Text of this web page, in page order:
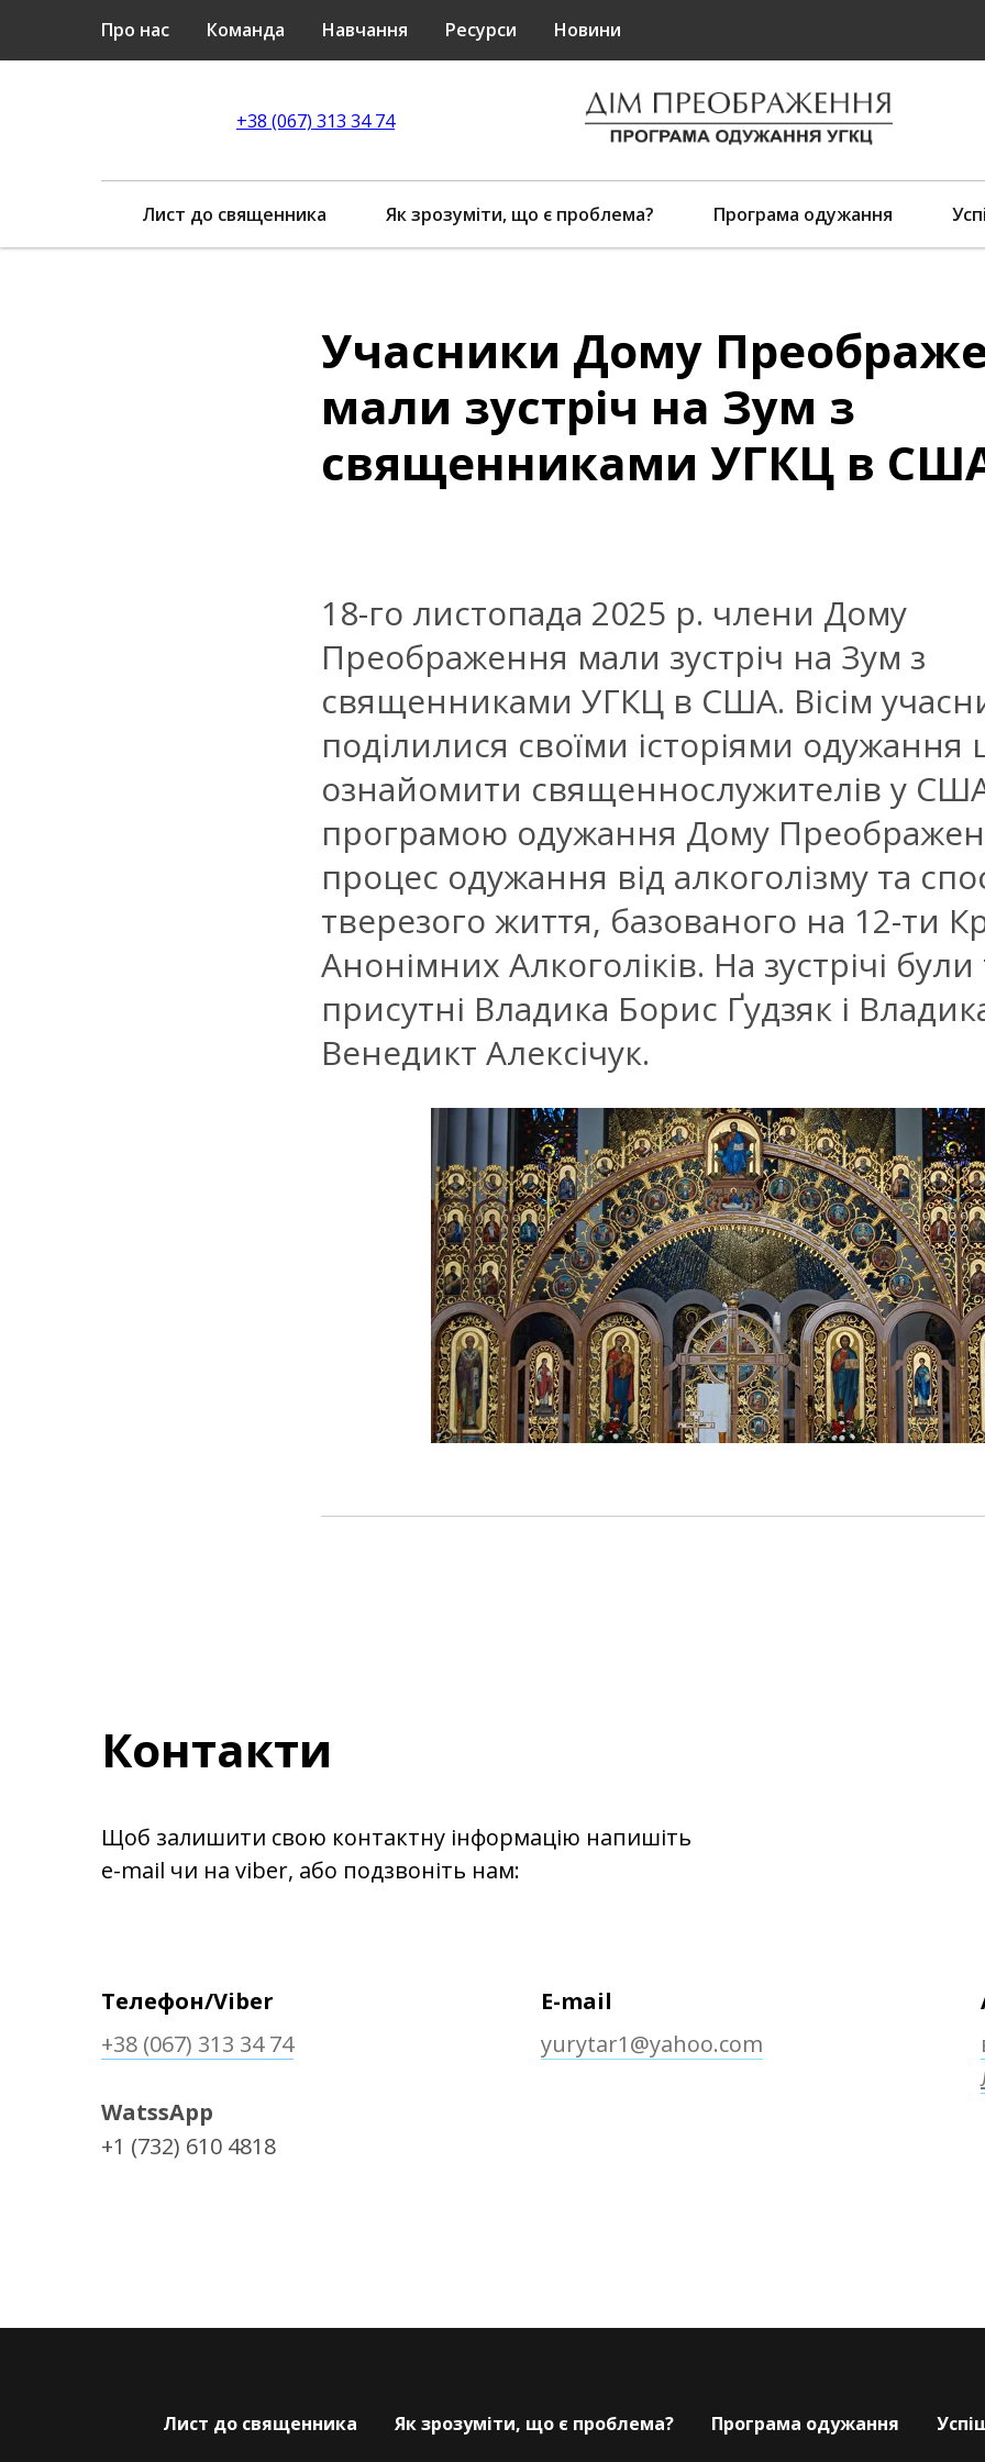
Про нас Команда Навчання Ресурси Новини
+38 (067) 313 34 74
Лист до священника Як зрозуміти, що є проблема? Програма одужання
Учасники Дому
мали зустріч на Зум з
священниками УГКЦ в
18-го листопада 2025 р. члени Дому
Преображення мали зустріч на Зум з
священниками УГКЦ в США. Вісім
поділилися своїми історіями
ознайомити священнослужителів у
програмою одужання Дому
процес одужання від алкоголізму та
тверезого життя, базованого на 12-ти
Анонімних Алкоголіків. На зустрічі
присутні Владика Борис Ґудзяк і
Венедикт Алексічук.
Контакти
Щоб залишити свою контактну інформацію напишіть
e-mail чи на viber, або подзвоніть нам:
Телефон/Viber
+38 (067) 313 34 74
WatssApp
+1 (732) 610 4818
E-mail
yurytar1@yahoo.com
Лист до священника Як зрозуміти, що є проблема? Програма одужання